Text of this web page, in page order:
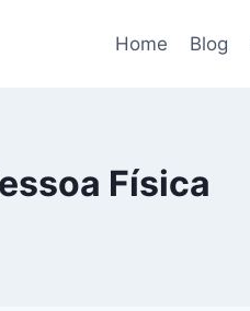
Home Blog
Física